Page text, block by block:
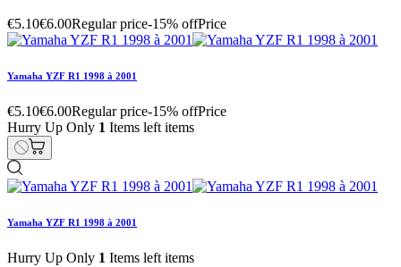
€5.10€6.00Regular price-15% offPrice
Yamaha YZF R1 1998 à 2001
€5.10€6.00Regular price-15% offPrice
Hurry Up Only 1 Items left items
Yamaha YZF R1 1998 à 2001
Hurry Up Only 1 Items left items